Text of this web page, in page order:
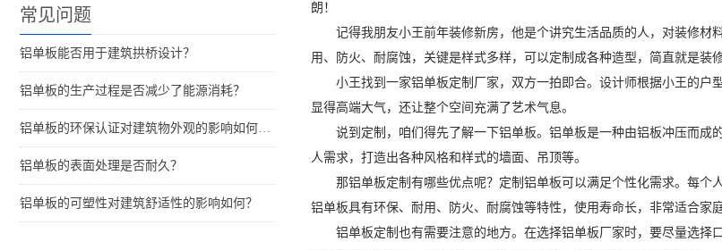
常见问题
铝单板能否用于建筑拱桥设计？
铝单板的生产过程是否减少了能源消耗？
铝单板的环保认证对建筑物外观的影响如何评估？
铝单板的表面处理是否耐久？
铝单板的可塑性对建筑舒适性的影响如何？
朗！
记得我朋友小王前年装修新房，他是个讲究生活品质的人，对装修
用、防火、耐腐蚀，关键是样式多样，可以定制成各种造型，简直就是装修
小王找到一家铝单板定制厂家，双方一拍即合。设计师根据小王的
显得高端大气，还让整个空间充满了艺术气息。
说到定制，咱们得先了解一下铝单板。铝单板是一种由铝板冲压而
人需求，打造出各种风格和样式的墙面、吊顶等。
那铝单板定制有哪些优点呢？定制铝单板可以满足个性化需求。每个
铝单板具有环保、耐用、防火、耐腐蚀等特性，使用寿命长，非常适合家
铝单板定制也有需要注意的地方。在选择铝单板厂家时，要尽量选